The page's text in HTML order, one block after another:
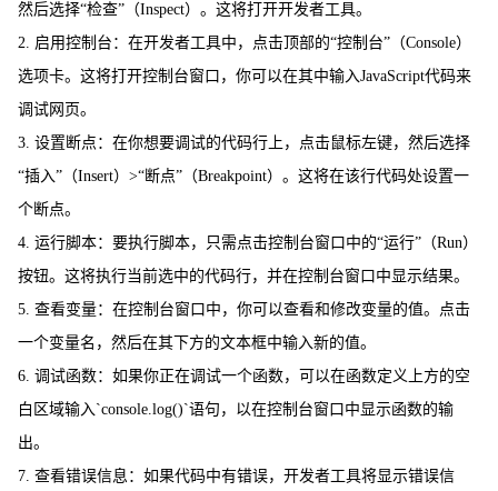
然后选择“检查”（Inspect）。这将打开开发者工具。
2. 启用控制台：在开发者工具中，点击顶部的“控制台”（Console）
选项卡。这将打开控制台窗口，你可以在其中输入JavaScript代码来
调试网页。
3. 设置断点：在你想要调试的代码行上，点击鼠标左键，然后选择
“插入”（Insert）>“断点”（Breakpoint）。这将在该行代码处设置一
个断点。
4. 运行脚本：要执行脚本，只需点击控制台窗口中的“运行”（Run）
按钮。这将执行当前选中的代码行，并在控制台窗口中显示结果。
5. 查看变量：在控制台窗口中，你可以查看和修改变量的值。点击
一个变量名，然后在其下方的文本框中输入新的值。
6. 调试函数：如果你正在调试一个函数，可以在函数定义上方的空
白区域输入`console.log()`语句，以在控制台窗口中显示函数的输
出。
7. 查看错误信息：如果代码中有错误，开发者工具将显示错误信